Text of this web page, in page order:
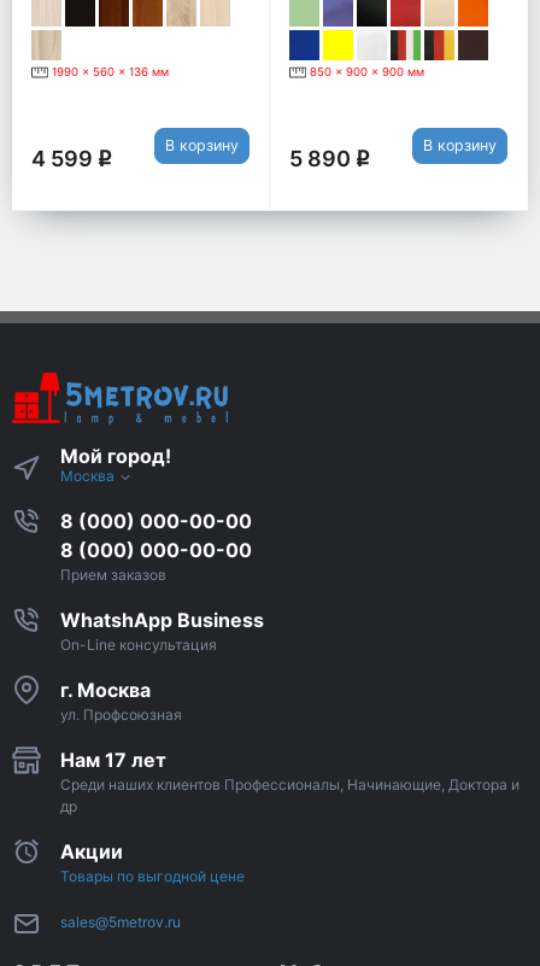
1990 x 560 x 136 мм
4 599 q
В корзину
850 x 900 x 900 мм
5 890 q
В корзину
Мой город!
Москва
8 (000) 000-00-00
8 (000) 000-00-00
Прием заказов
WhatshApp Business
On-Line консультация
г. Москва
ул. Профсоюзная
Нам 17 лет
Среди наших клиентов Профессионалы, Начинающие, Доктора и
др
Акции
Товары по выгодной цене
sales@5metrov.ru